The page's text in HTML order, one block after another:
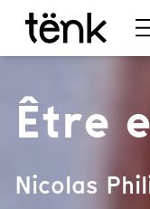
Être
Nicolas